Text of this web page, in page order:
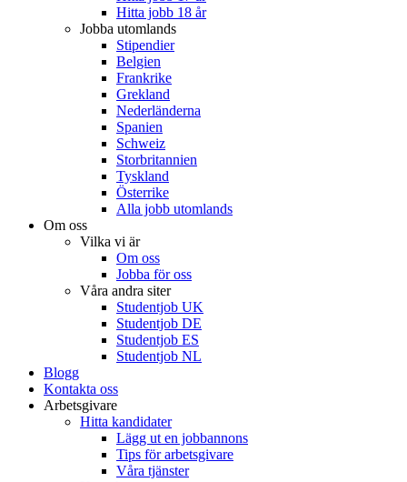
Hitta jobb 18 år
Jobba utomlands
Stipendier
Belgien
Frankrike
Grekland
Nederländerna
Spanien
Schweiz
Storbritannien
Tyskland
Österrike
Alla jobb utomlands
Om oss
Vilka vi är
Om oss
Jobba för oss
Våra andra siter
Studentjob UK
Studentjob DE
Studentjob ES
Studentjob NL
Blogg
Kontakta oss
Arbetsgivare
Hitta kandidater
Lägg ut en jobbannons
Tips för arbetsgivare
Våra tjänster